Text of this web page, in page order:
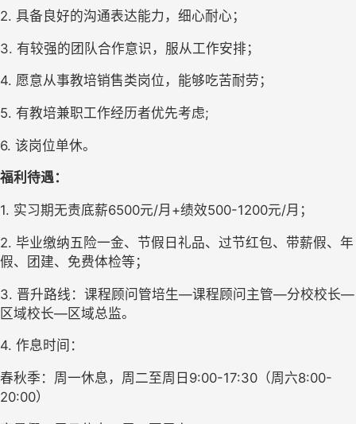
2. 具备良好的沟通表达能力，细心耐心；
3. 有较强的团队合作意识，服从工作安排；
4. 愿意从事教培销售类岗位，能够吃苦耐劳；
5. 有教培兼职工作经历者优先考虑;
6. 该岗位单休。
福利待遇：
1. 实习期无责底薪6500元/月 +绩效500-1200元/月；
2. 毕业缴纳五险一金、节假日礼品、过节红包、带薪假、年
假、团建、 免费体检等 ；
3. 晋升路线：课程顾问管培生—课程顾问主管—分校校长—
区域校长—区域总监。
4. 作息时间：
春秋季：周一休息，周二至周日 9:00-17:30 （周六8:00-
20:00）